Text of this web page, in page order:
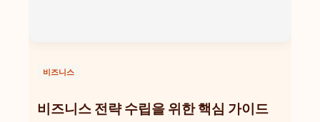
비즈니스
비즈니스 전략 수립을 위한 핵심 가이드